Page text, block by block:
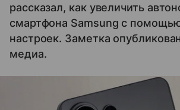
рассказал, как увеличить
смартфона Samsung с
настроек. Заметка
медиа.